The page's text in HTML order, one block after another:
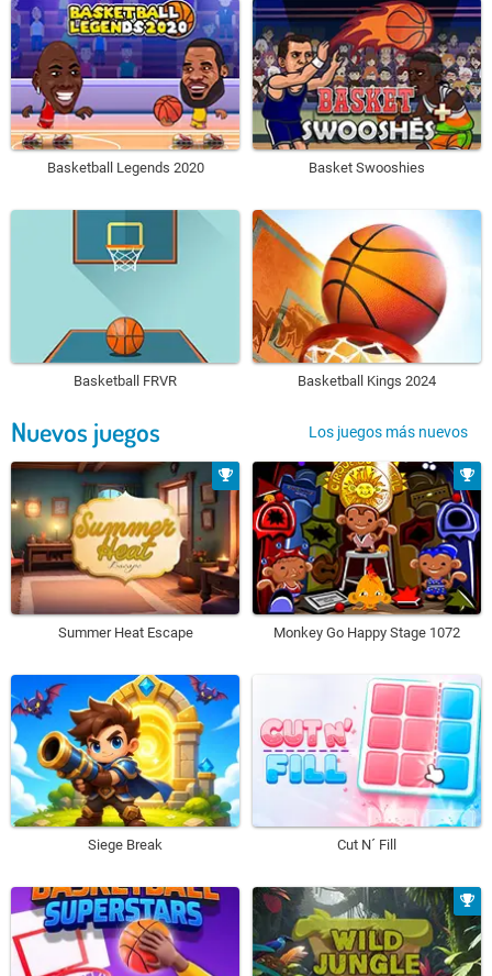
Basketball Legends 2020 Basket Swooshies
Basketball FRVR Basketball Kings 2024
Nuevos juegos Los juegos más nuevos
Summer Heat Escape Monkey Go Happy Stage 1072
Siege Break Cut N´ Fill